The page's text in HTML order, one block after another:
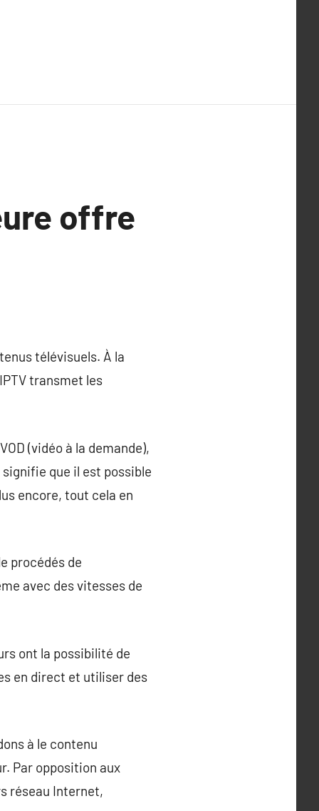
offre
télévisuels. À la
transmet les
(vidéo à la demande),
que il est possible
encore, tout cela en
procédés de
avec des vitesses de
ont la possibilité de
en direct et utiliser des
à le contenu
Par opposition aux
réseau Internet,